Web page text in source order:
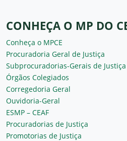
CONHEÇA O MP DO
Conheça o MPCE
Procuradoria Geral de Justiça
Subprocuradorias-Gerais de Justiça
Órgãos Colegiados
Corregedoria Geral
Ouvidoria-Geral
ESMP – CEAF
Procuradorias de Justiça
Promotorias de Justiça